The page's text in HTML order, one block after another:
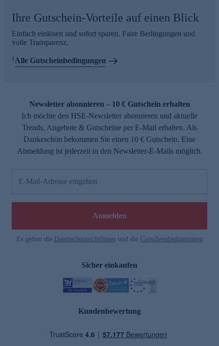
Ihre Gutschein-Vorteile auf einen Blick
Einfach einlösen und sofort sparen. Faire Bedingungen und
volle Transparenz.
1Alle Gutscheinbedingungen
Newsletter abonnieren – 10 € Gutschein erhalten
Ich möchte den HSE-Newsletter abonnieren und aktuelle
Trends, Angebote & Gutscheine per E-Mail erhalten. Als
Dankeschön bekommen Sie einen 10 € Gutschein. Eine
Abmeldung ist jederzeit in den Newsletter-E-Mails möglich.
E-Mail-Adresse eingeben
Anmelden
Es gelten die Datenschutzrichtlinien und die Gutscheinbedingungen
Sicher einkaufen
Kundenbewertung